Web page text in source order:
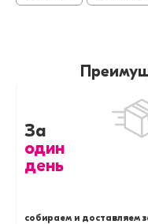
За
один
день
собираем и доставляем